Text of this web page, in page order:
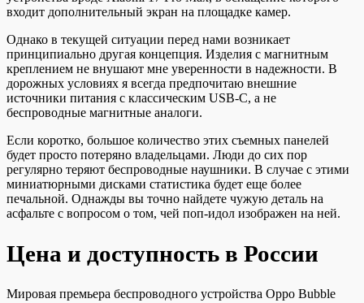
входит дополнительный экран на площадке камер.
Однако в текущей ситуации перед нами возникает
принципиально другая концепция. Изделия с магнитным
креплением не внушают мне уверенности в надежности. В
дорожных условиях я всегда предпочитаю внешние
источники питания с классическим USB-C, а не
беспроводные магнитные аналоги.
Если коротко, большое количество этих съемных панелей
будет просто потеряно владельцами. Люди до сих пор
регулярно теряют беспроводные наушники. В случае с этими
миниатюрными дисками статистика будет еще более
печальной. Однажды вы точно найдете чужую деталь на
асфальте с вопросом о том, чей поп-идол изображен на ней.
Цена и доступность в России
Мировая премьера беспроводного устройства Oppo Bubble